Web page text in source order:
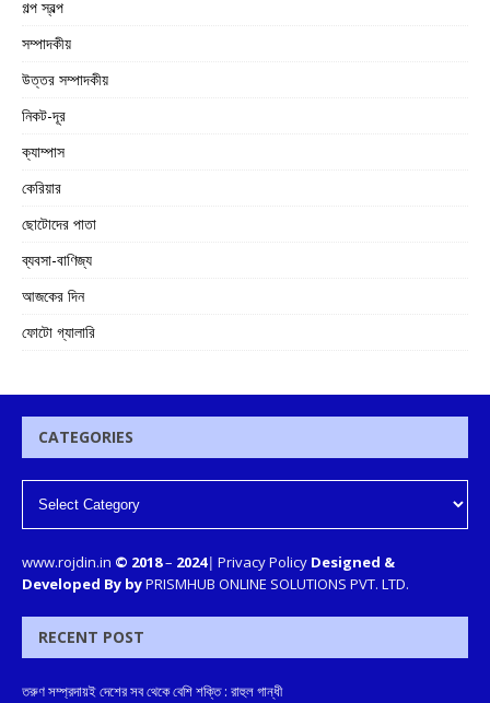
গল্প স্বল্প
সম্পাদকীয়
উত্তর সম্পাদকীয়
নিকট-দূর
ক্যাম্পাস
কেরিয়ার
ছোটোদের পাতা
ব্যবসা-বাণিজ্য
আজকের দিন
ফোটো গ্যালারি
CATEGORIES
www.rojdin.in © 2018– 2024| Privacy Policy Designed &
Developed By byPRISMHUB ONLINE SOLUTIONS PVT. LTD.
RECENT POST
তরুণ সম্প্রদায়ই দেশের সব থেকে বেশি শক্তি : রাহুল গান্ধী